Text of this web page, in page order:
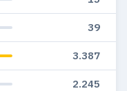
39
3.387
2.245